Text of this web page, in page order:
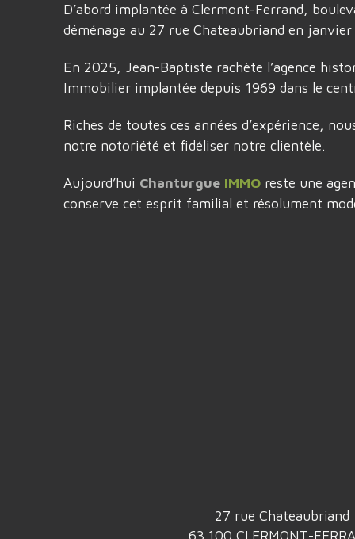
D’abord implantée à Clermont-Ferrand,
déménage au 27 rue Chateaubriand en janvier
En 2025, Jean-Baptiste rachète l’agence
Immobilier implantée depuis 1969 dans le
Riches de toutes ces années d’expérience,
notre notoriété et fidéliser notre clientèle.
Aujourd’hui Chanturgue IMMO reste une
conserve cet esprit familial et résolument
27 rue Chateaubriand
63 100 CLERMONT-